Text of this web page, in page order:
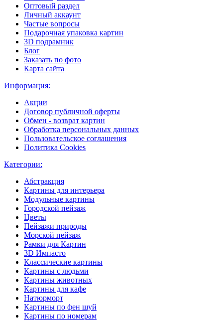
Оптовый раздел
Личный аккаунт
Частые вопросы
Подарочная упаковка картин
3D подрамник
Блог
Заказать по фото
Карта сайта
Информация:
Акции
Договор публичной оферты
Обмен - возврат картин
Обработка персональных данных
Пользовательское соглашения
Политика Cookies
Категории:
Абстракция
Картины для интерьера
Модульные картины
Городской пейзаж
Цветы
Пейзажи природы
Морской пейзаж
Рамки для Картин
3D Импасто
Классические картины
Картины с людьми
Картины животных
Картины для кафе
Натюрморт
Картины по фен шуй
Картины по номерам